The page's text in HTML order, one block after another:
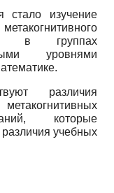
стало изучение
в группах
уровнями
различия
которые
учебных